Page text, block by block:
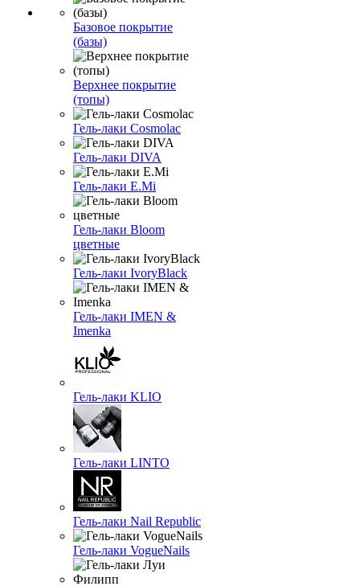
Базовое покрытие
(базы)
Верхнее покрытие
(топы)
Гель-лаки Cosmolac
Гель-лаки DIVA
Гель-лаки E.Mi
Гель-лаки Bloom
цветные
Гель-лаки IvoryBlack
Гель-лаки IMEN &
Imenka
Гель-лаки KLIO
Гель-лаки LINTO
Гель-лаки Nail Republic
Гель-лаки VogueNails